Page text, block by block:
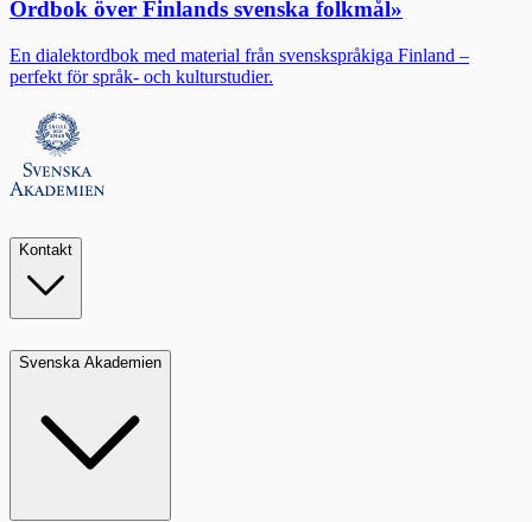
Ordbok över Finlands svenska folkmål»
En dialektordbok med material från svenskspråkiga Finland –
perfekt för språk- och kulturstudier.
Kontakt
Svenska Akademien